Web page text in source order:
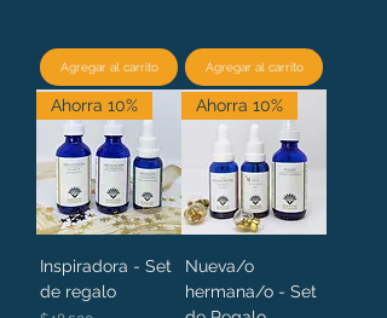
Agregar al carrito Agregar al carrito
Ahorra 10%
Inspiradora - Set
de regalo
Ahorra 10%
Nueva/o
hermana/o - Set